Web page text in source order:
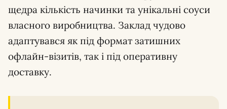
щедра кількість начинки та унікальні соуси
власного виробництва. Заклад чудово
адаптувався як під формат затишних
офлайн-візитів, так і під оперативну
доставку.